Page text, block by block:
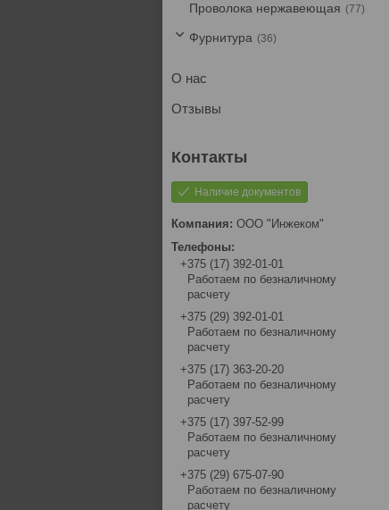
Проволока нержавеющая 77
Фурнитура 36
О нас
Отзывы
Наличие документов
ООО "Инжеком"
+375 (17) 392-01-01
Работаем по безналичному
расчету
+375 (29) 392-01-01
Работаем по безналичному
расчету
+375 (17) 363-20-20
Работаем по безналичному
расчету
+375 (17) 397-52-99
Работаем по безналичному
расчету
+375 (29) 675-07-90
Работаем по безналичному
расчету